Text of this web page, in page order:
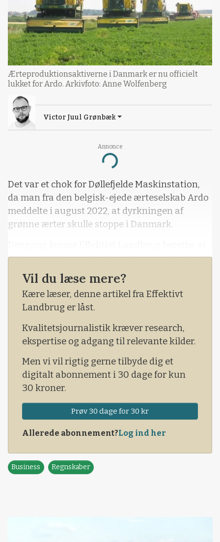
Annonce
Loading...
Ærteproduktionsaktiverne i Danmark er nu officielt
lukket for Ardo. Arkivfoto: Anne Wolfenberg
Victor Juul Grønbæk
Det var et chok for Døllefjelde Maskinstation,
da man fra den belgisk-ejede ærteselskab Ardo
meddelte i august 2022, at dyrkningen af
grønne ærter skulle stoppe i Danmark.
ærteproduktion udgjorde omkring en tredjedel
af maskinstationens omsætning.
Vil du læse mere?
Kære læser, denne artikel fra Effektivt
Landbrug er låst.
Kvalitetsjournalistik kræver research,
ekspertise og adgang til relevante kilder.
Men vi vil rigtig gerne tilbyde dig et
digitalt abonnement i 30 dage for kun
30 kroner.
Prøv 30 dage for 30 kr
Allerede abonnement?Log ind her
Business Regnskaber